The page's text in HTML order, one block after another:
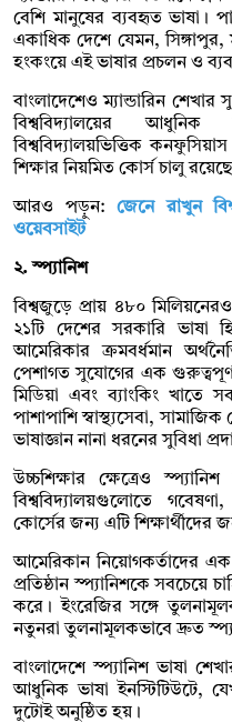
বেশি মানুষের ব্যবহৃত ভাষা।
একাধিক দেশে যেমন, সিঙ্গাপুর,
হংকংয়ে এই ভাষার প্রচলন ও
বাংলাদেশেও ম্যান্ডারিন শেখার
বিশ্ববিদ্যালয়ের আধুনিক
বিশ্ববিদ্যালয়ভিত্তিক
শিক্ষার নিয়মিত কোর্স চালু
আরও পড়ুন:জেনে রাখুন
ওয়েবসাইট
২. স্প্যানিশ
বিশ্বজুড়ে প্রায় ৪৮০
২১টি দেশের সরকারি ভাষা
আমেরিকার ক্রমবর্ধমান
পেশাগত সুযোগের এক
মিডিয়া এবং ব্যাংকিং খাতে
পাশাপাশি স্বাস্থ্যসেবা,
ভাষাজ্ঞান নানা ধরনের সুবিধা
উচ্চশিক্ষার ক্ষেত্রেও
বিশ্ববিদ্যালয়গুলোতে
কোর্সের জন্য এটি শিক্ষার্থীদের
আমেরিকান নিয়োগকর্তাদের
প্রতিষ্ঠান স্প্যানিশকে সবচেয়ে
করে। ইংরেজির সঙ্গে
নতুনরা তুলনামূলকভাবে দ্রুত
বাংলাদেশে স্প্যানিশ ভাষা
আধুনিক ভাষা ইনস্টিটিউটে,
দুটোই অনুষ্ঠিত হয়।